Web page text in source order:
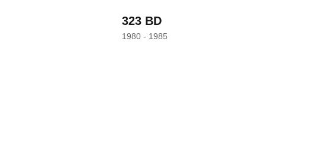
323 BD
1980 - 1985